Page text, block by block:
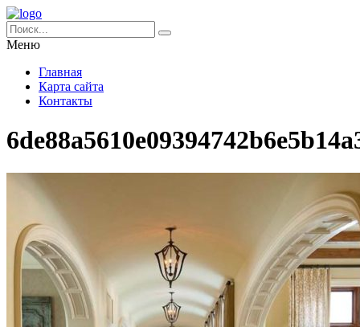
Меню
Главная
Карта сайта
Контакты